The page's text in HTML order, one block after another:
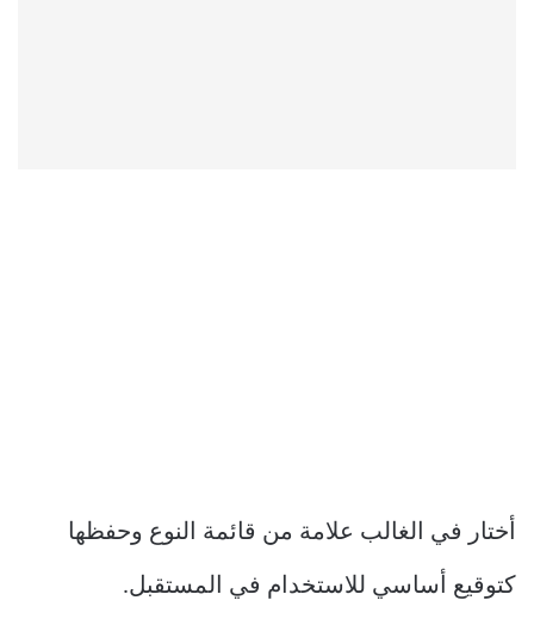
أختار في الغالب علامة من قائمة النوع وحفظها
كتوقيع أساسي للاستخدام في المستقبل.